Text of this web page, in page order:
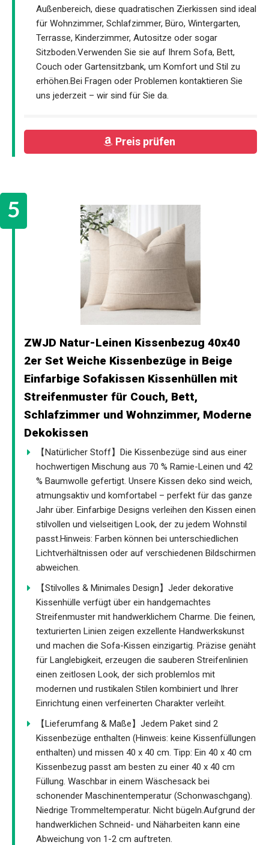
Außenbereich, diese quadratischen Zierkissen sind ideal
für Wohnzimmer, Schlafzimmer, Büro, Wintergarten,
Terrasse, Kinderzimmer, Autositze oder sogar
Sitzboden.Verwenden Sie sie auf Ihrem Sofa, Bett,
Couch oder Gartensitzbank, um Komfort und Stil zu
erhöhen.Bei Fragen oder Problemen kontaktieren Sie
uns jederzeit – wir sind für Sie da.
Preis prüfen
ZWJD Natur-Leinen Kissenbezug 40x40
2er Set Weiche Kissenbezüge in Beige
Einfarbige Sofakissen Kissenhüllen mit
Streifenmuster für Couch, Bett,
Schlafzimmer und Wohnzimmer, Moderne
Dekokissen
【Natürlicher Stoff】Die Kissenbezüge sind aus einer
hochwertigen Mischung aus 70 % Ramie-Leinen und 42
% Baumwolle gefertigt. Unsere Kissen deko sind weich,
atmungsaktiv und komfortabel – perfekt für das ganze
Jahr über. Einfarbige Designs verleihen den Kissen einen
stilvollen und vielseitigen Look, der zu jedem Wohnstil
passt.Hinweis: Farben können bei unterschiedlichen
Lichtverhältnissen oder auf verschiedenen Bildschirmen
abweichen.
【Stilvolles & Minimales Design】Jeder dekorative
Kissenhülle verfügt über ein handgemachtes
Streifenmuster mit handwerklichem Charme. Die feinen,
texturierten Linien zeigen exzellente Handwerkskunst
und machen die Sofa-Kissen einzigartig. Präzise genäht
für Langlebigkeit, erzeugen die sauberen Streifenlinien
einen zeitlosen Look, der sich problemlos mit
modernen und rustikalen Stilen kombiniert und Ihrer
Einrichtung einen verfeinerten Charakter verleiht.
【Lieferumfang & Maße】Jedem Paket sind 2
Kissenbezüge enthalten (Hinweis: keine Kissenfüllungen
enthalten) und missen 40 x 40 cm. Tipp: Ein 40 x 40 cm
Kissenbezug passt am besten zu einer 40 x 40 cm
Füllung. Waschbar in einem Wäschesack bei
schonender Maschinentemperatur (Schonwaschgang).
Niedrige Trommeltemperatur. Nicht bügeln.Aufgrund der
handwerklichen Schneid- und Näharbeiten kann eine
Abweichung von 1-2 cm auftreten.